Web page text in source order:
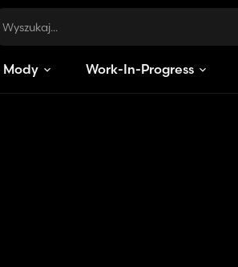
Mody Work-In-Progress